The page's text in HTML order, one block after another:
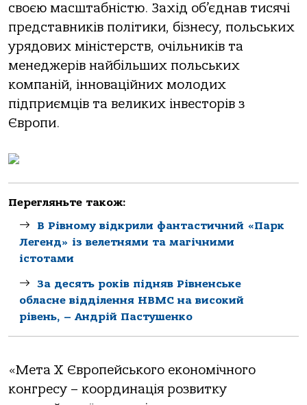
своєю масштабністю. Захід об’єднав тисячі
представників політики, бізнесу, польських
урядових міністерств, очільників та
менеджерів найбільших польських
компаній, інноваційних молодих
підприємців та великих інвесторів з
Європи.
Перегляньте також:
В Рівному відкрили фантастичний «Парк
Легенд» із велетнями та магічними
істотами
За десять років підняв Рівненське
обласне відділення НВМС на високий
рівень, – Андрій Пастушенко
«Мета Х Європейського економічного
конгресу – координація розвитку